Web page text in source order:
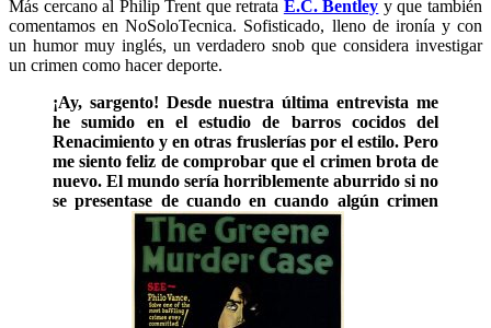
Más cercano al Philip Trent que retrata E.C. Bentley y que también
comentamos en NoSoloTecnica. Sofisticado, lleno de ironía y con
un humor muy inglés, un verdadero snob que considera investigar
un crimen como hacer deporte.
¡Ay, sargento! Desde nuestra última entrevista me
he sumido en el estudio de barros cocidos del
Renacimiento y en otras fruslerías por el estilo. Pero
me siento feliz de comprobar que el crimen brota de
nuevo. El mundo sería horriblemente aburrido si no
se presentase de cuando en cuando algún crimen